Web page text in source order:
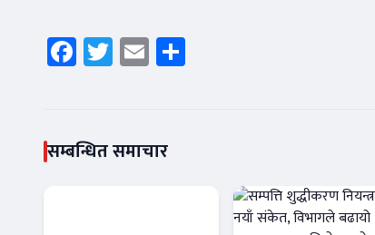
Facebook
Twitter
Email
सम्बन्धित समाचार